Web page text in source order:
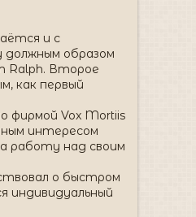
и с
должным образом
Ralph. Второе
как первый
фирмой Vox Mortiis
интересом
работу над своим
о быстром
индивидуальный